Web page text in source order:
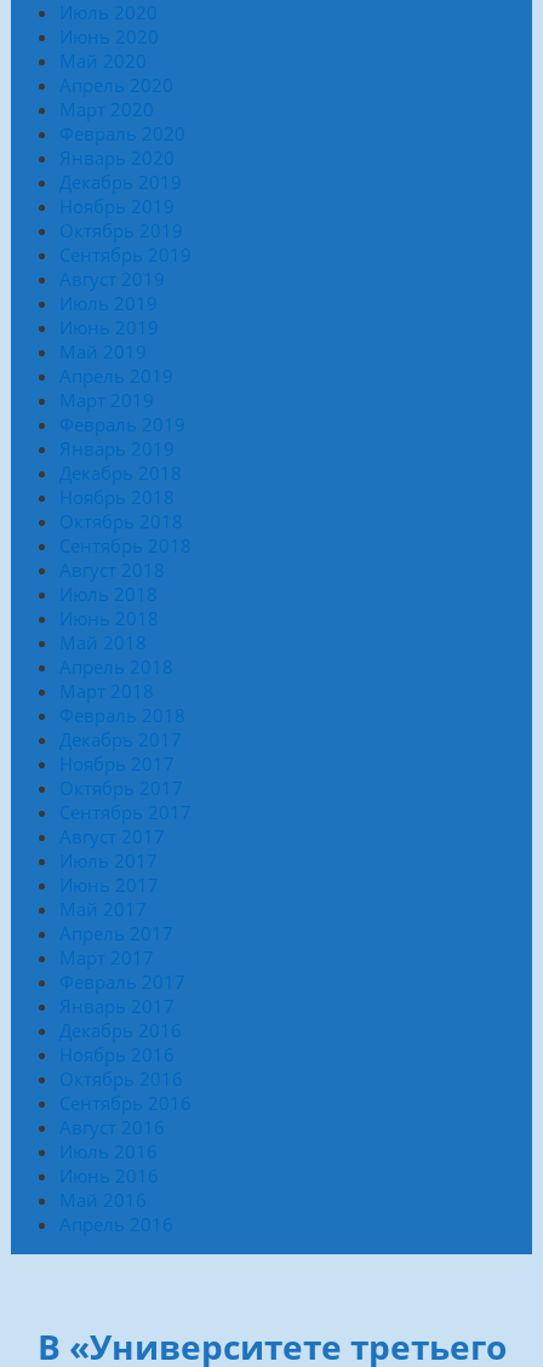
Июль 2020
Июнь 2020
Май 2020
Апрель 2020
Март 2020
Февраль 2020
Январь 2020
Декабрь 2019
Ноябрь 2019
Октябрь 2019
Сентябрь 2019
Август 2019
Июль 2019
Июнь 2019
Май 2019
Апрель 2019
Март 2019
Февраль 2019
Январь 2019
Декабрь 2018
Ноябрь 2018
Октябрь 2018
Сентябрь 2018
Август 2018
Июль 2018
Июнь 2018
Май 2018
Апрель 2018
Март 2018
Февраль 2018
Декабрь 2017
Ноябрь 2017
Октябрь 2017
Сентябрь 2017
Август 2017
Июль 2017
Июнь 2017
Май 2017
Апрель 2017
Март 2017
Февраль 2017
Январь 2017
Декабрь 2016
Ноябрь 2016
Октябрь 2016
Сентябрь 2016
Август 2016
Июль 2016
Июнь 2016
Май 2016
Апрель 2016
В «Университете третьего